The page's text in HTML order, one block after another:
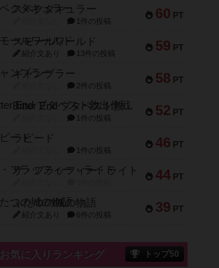
60 PT
スペクタキュラー
1件の投稿
59 PT
スモールワールド
紹介文あり 13件の投稿
58 PT
ギャンブラー
2件の投稿
52 PT
Bitter End ブタペスト救出作戦
1件の投稿
46 PT
ラピード
1件の投稿
44 PT
ザ・フラッフィー・ライト
39 PT
ふたつの城の物語
紹介文あり 6件の投稿
お気に入りランキング トップ50